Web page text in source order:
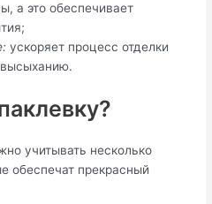
а это обеспечивает
ускоряет процесс отделки
учитывать несколько
обеспечат прекрасный